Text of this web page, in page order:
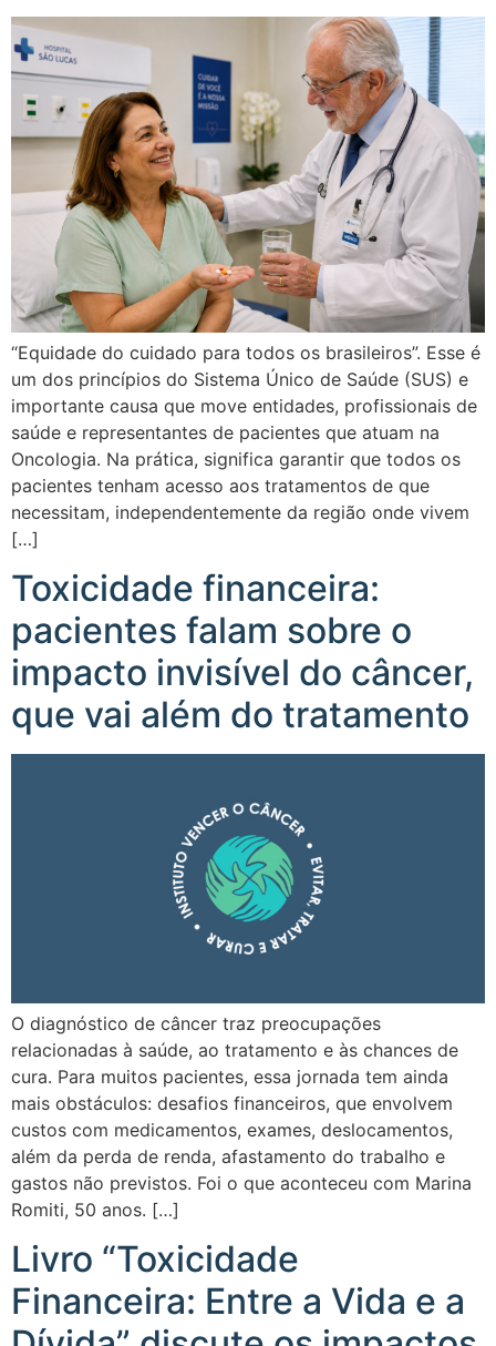
“Equidade do cuidado para todos os brasileiros”. Esse é
um dos princípios do Sistema Único de Saúde (SUS) e
importante causa que move entidades, profissionais de
saúde e representantes de pacientes que atuam na
Oncologia. Na prática, significa garantir que todos os
pacientes tenham acesso aos tratamentos de que
necessitam, independentemente da região onde vivem
[…]
Toxicidade financeira:
pacientes falam sobre o
impacto invisível do câncer,
que vai além do tratamento
O diagnóstico de câncer traz preocupações
relacionadas à saúde, ao tratamento e às chances de
cura. Para muitos pacientes, essa jornada tem ainda
mais obstáculos: desafios financeiros, que envolvem
custos com medicamentos, exames, deslocamentos,
além da perda de renda, afastamento do trabalho e
gastos não previstos. Foi o que aconteceu com Marina
Romiti, 50 anos. […]
Livro “Toxicidade
Financeira: Entre a Vida e a